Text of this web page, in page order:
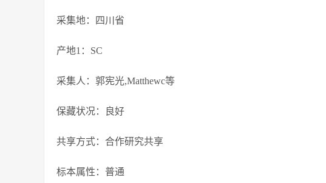
采集地：四川省
产地1：SC
采集人：郭宪光,Matthewc等
保藏状况：良好
共享方式：合作研究共享
标本属性：普通